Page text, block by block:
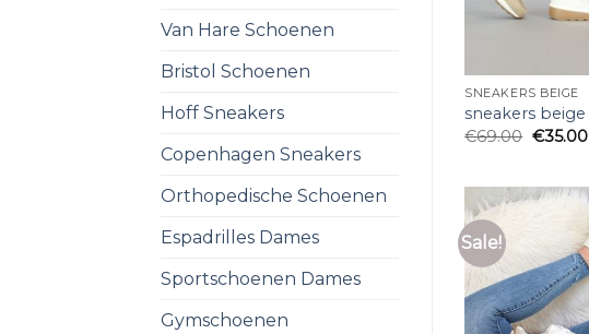
Van Hare Schoenen
Bristol Schoenen
Hoff Sneakers
Copenhagen Sneakers
Orthopedische Schoenen
Espadrilles Dames
Sportschoenen Dames
Gymschoenen
SNEAKERS BEIGE
sneakers beige
€69.00 €35.00
Sale!